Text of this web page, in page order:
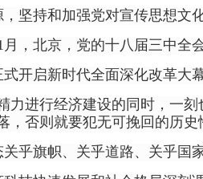
，坚持和加强党对宣传思想
月，北京，党的十八届三中全
式开启新时代全面深化改革大
力进行经济建设的同时，一
，否则就要犯无可挽回的历史
关乎旗帜、关乎道路、关乎国